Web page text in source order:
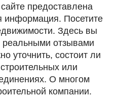
предоставлена
информация. Посетите
Здесь вы
реальными отзывами
уточнить, состоит ли
или
О многом
компании.